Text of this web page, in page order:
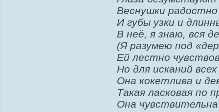
Веснушки
И губы узки и
В неё, я знаю, вся
(Я разумею под
Ей лестно
Но для исканий
Она кокетлива и
Такая ласковая по
Она